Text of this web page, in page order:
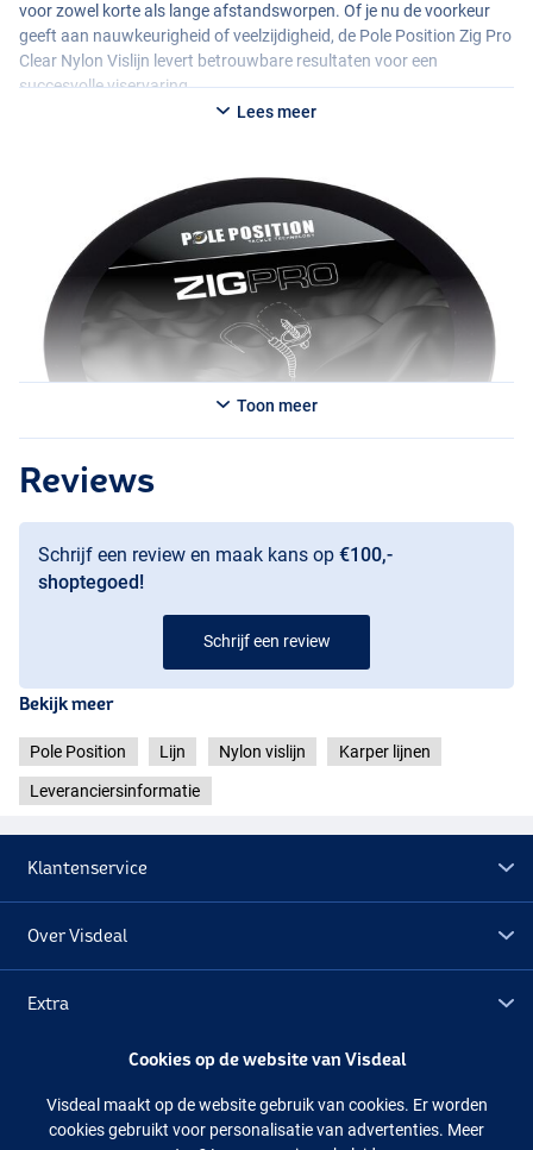
voor zowel korte als lange afstandsworpen. Of je nu de voorkeur
geeft aan nauwkeurigheid of veelzijdigheid, de Pole Position Zig Pro
Clear Nylon Vislijn levert betrouwbare resultaten voor een
succesvolle viservaring.
Lees meer
Toon meer
Reviews
Schrijf een review en maak kans op €100,-
shoptegoed!
Schrijf een review
Bekijk meer
Pole Position Lijn Nylon vislijn Karper lijnen
Leveranciersinformatie
Klantenservice
Over Visdeal
Extra
Facebook Instagram
Cookies op de website van Visdeal
Visdeal maakt op de website gebruik van cookies. Er worden
cookies gebruikt voor personalisatie van advertenties. Meer